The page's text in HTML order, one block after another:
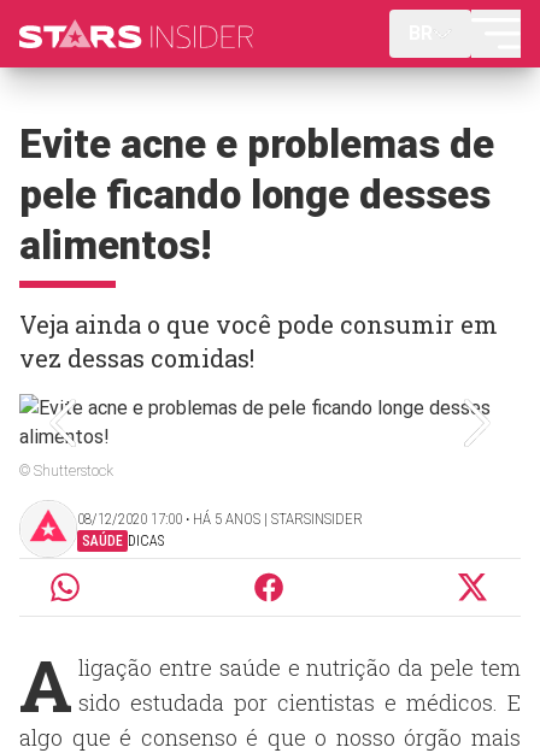
Evite acne e problemas de
pele ficando longe desses
alimentos!
Veja ainda o que você pode consumir em
vez dessas comidas!
© Shutterstock
08/12/2020 17:00 ‧ HÁ 5 ANOS | STARSINSIDER
SAÚDE DICAS
A ligação entre saúde e nutrição da pele tem
sido estudada por cientistas e médicos. E
algo que é consenso é que o nosso órgão mais